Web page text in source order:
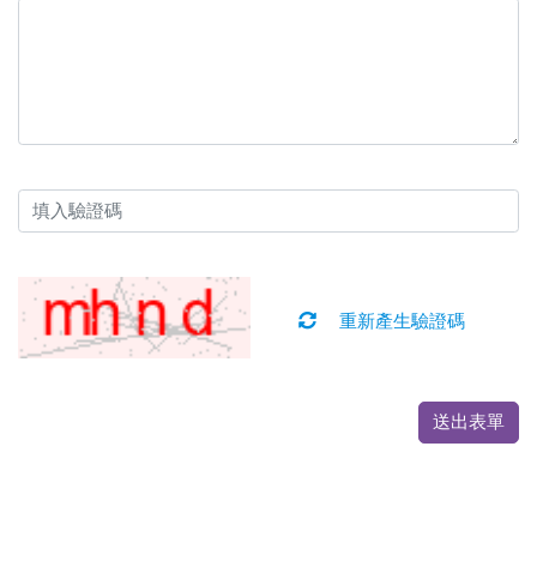
重新產生驗證碼
送出表單